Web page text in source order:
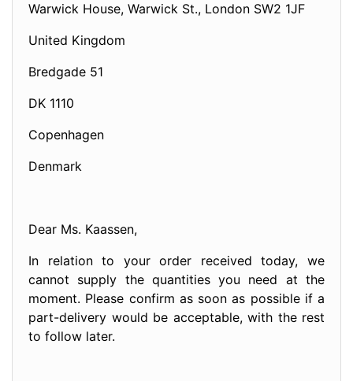
Warwick House, Warwick St., London SW2 1JF
United Kingdom
Bredgade 51
DK 1110
Copenhagen
Denmark
Dear Ms. Kaassen,
In relation to your order received today, we
cannot supply the quantities you need at the
moment. Please confirm as soon as possible if a
part-delivery would be acceptable, with the rest
to follow later.